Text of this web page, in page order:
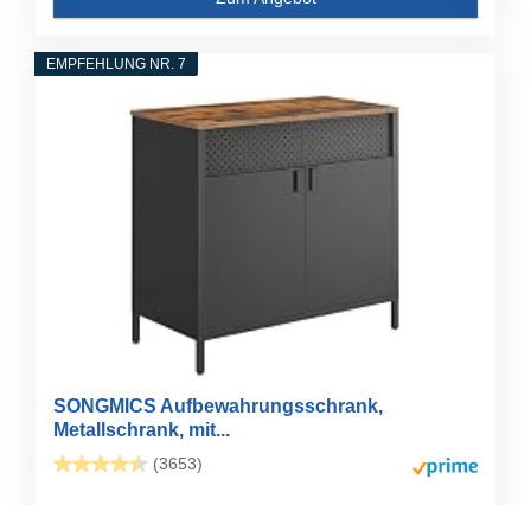
EMPFEHLUNG NR. 7
SONGMICS Aufbewahrungsschrank,
Metallschrank, mit...
(3653)